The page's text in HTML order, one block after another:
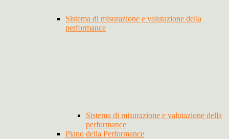
Sistema di misurazione e valutazione della
performance
Sistema di misurazione e valutazione della
performance
Piano della Performance